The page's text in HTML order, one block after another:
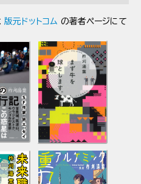
河放浪ふたり旅』推薦文
にて漫画『ぬのさんぽ』
年9月号にて短編小説
ンプマン芦屋沼雄（暫定）の
じない理系大学生、霊媒師のバ
版元ドットコム の著者ページにて